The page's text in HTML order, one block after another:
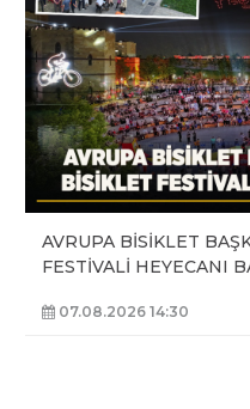
AVRUPA BİSİKLET
FESTİVALİ HEYECANI
07.08.2026 14:30